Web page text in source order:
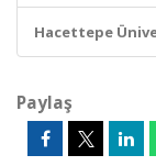
Hacettepe
Paylaş